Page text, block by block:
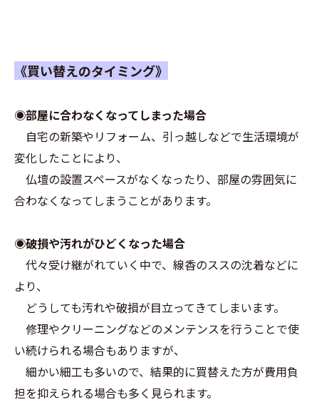
《買い替えのタイミング》
◉部屋に合わなくなってしまった場合
自宅の新築やリフォーム、引っ越しなどで生活環境が
変化したことにより、
仏壇の設置スペースがなくなったり、部屋の雰囲気に
合わなくなってしまうことがあります。
◉破損や汚れがひどくなった場合
代々受け継がれていく中で、線香のススの沈着などに
より、
どうしても汚れや破損が目立ってきてしまいます。
修理やクリーニングなどのメンテンスを行うことで使
い続けられる場合もありますが、
細かい細工も多いので、結果的に買替えた方が費用負
担を抑えられる場合も多く見られます。